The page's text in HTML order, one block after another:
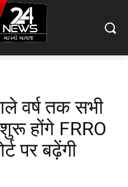
वर्ष तक सभी
होंगे FRRO
पर बढ़ेंगी